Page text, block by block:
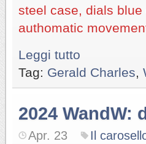
steel case, dials
authomatic
Leggi tutto
Tag: Gerald Charles
2024 WandW:
Apr. 23 Il